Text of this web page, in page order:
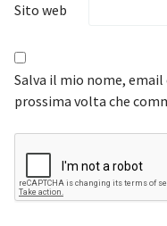
Sito web
Salva il mio nome,
prossima volta che